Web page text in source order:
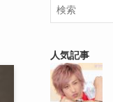
人気記事